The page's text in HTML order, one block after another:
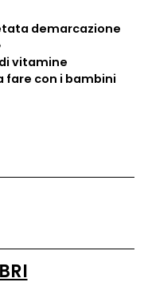
demarcazione
vitamine
fare con i bambini